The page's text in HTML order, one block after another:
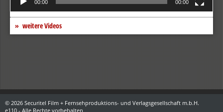
00:00 00:00
weitere Videos
© 2026 Securitel Film + Fernsehproduktions- und Verlagsgesellschaft m.b.H.
e110 - Alle Rechte vorbehalten